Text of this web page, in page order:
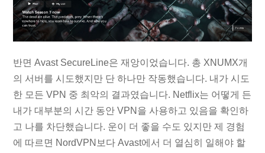
반면 Avast SecureLine은 재앙이었습니다. 총 XNUMX개
의 서버를 시도했지만 단 하나만 작동했습니다. 내가 시도
한 모든 VPN 중 최악의 결과였습니다. Netflix는 어떻게 든
내가 대부분의 시간 동안 VPN을 사용하고 있음을 확인하
고 나를 차단했습니다. 운이 더 좋을 수도 있지만 제 경험
에 따르면 NordVPN보다 Avast에서 더 열심히 일해야 할